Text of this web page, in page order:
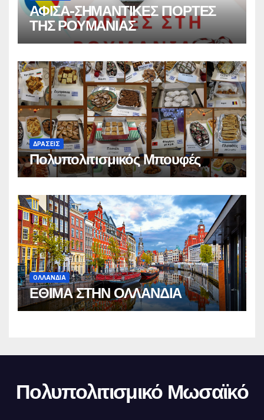
ΑΦΙΣΑ-ΣΗΜΑΝΤΙΚΕΣ ΓΙΟΡΤΕΣ
ΤΗΣ ΡΟΥΜΑΝΙΑΣ
ΔΡΑΣΕΙΣ
Πολυπολιτισμικός Μπουφές
ΟΛΛΑΝΔΙΑ
ΕΘΙΜΑ ΣΤΗΝ ΟΛΛΑΝΔΙΑ
Πολυπολιτισμικό Μωσαϊκό